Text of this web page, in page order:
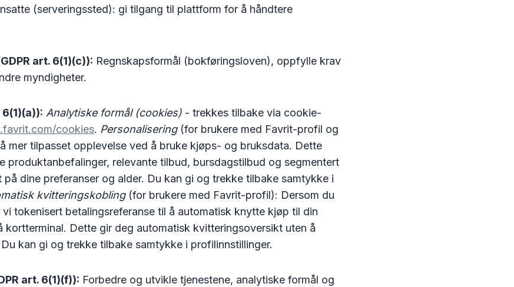
(serveringssted): gi tilgang til plattform for å håndtere
art. 6(1)(c)): Regnskapsformål (bokføringsloven), oppfylle krav
myndigheter.
Analytiske formål (cookies) - trekkes tilbake via cookie-
cookies. Personalisering (for brukere med Favrit-profil og
mer tilpasset opplevelse ved å bruke kjøps- og bruksdata. Dette
produktanbefalinger, relevante tilbud, bursdagstilbud og segmentert
på dine preferanser og alder. Du kan gi og trekke tilbake samtykke i
kvitteringskobling(for brukere med Favrit-profil): Dersom du
tokenisert betalingsreferanse til å automatisk knytte kjøp til din
kortterminal. Dette gir deg automatisk kvitteringsoversikt uten å
kan gi og trekke tilbake samtykke i profilinnstillinger.
art. 6(1)(f)): Forbedre og utvikle tjenestene, analytiske formål og